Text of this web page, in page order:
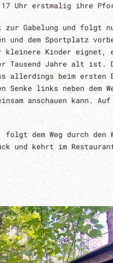
Uhr erstmalig ihre
zur Gabelung und folgt
und dem Sportplatz
kleinere Kinder
Tausend Jahre alt ist.
allerdings beim ersten
links neben dem
anschauen kann. Auf
folgt dem Weg durch den
und kehrt im